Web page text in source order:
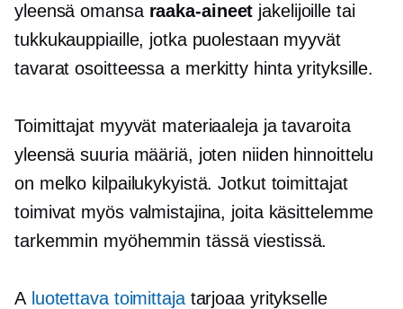
yleensä omansa raaka-aineet jakelijoille tai
tukkukauppiaille, jotka puolestaan ​​myyvät
tavarat osoitteessa a merkitty hinta yrityksille.
Toimittajat myyvät materiaaleja ja tavaroita
yleensä suuria määriä, joten niiden hinnoittelu
on melko kilpailukykyistä. Jotkut toimittajat
toimivat myös valmistajina, joita käsittelemme
tarkemmin myöhemmin tässä viestissä.
A luotettava toimittajatarjoaa yritykselle